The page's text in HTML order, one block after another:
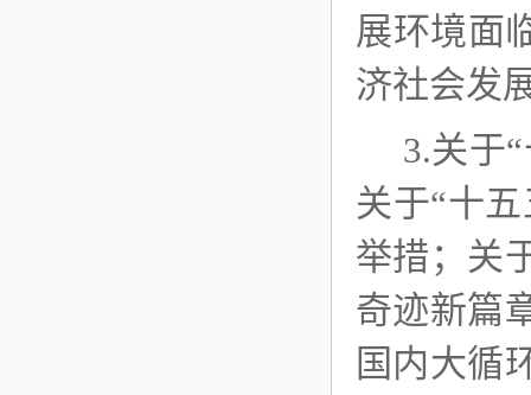
展环境面
济社会发
3.关于
关于“十
举措；关
奇迹新篇
国内大循